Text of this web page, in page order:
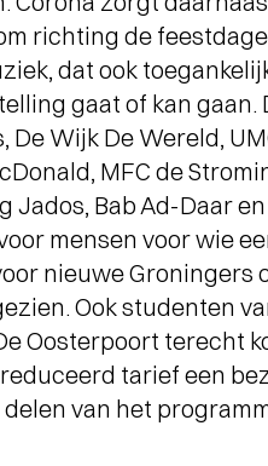
MET FUSE!-
als Artist in
richting de
dat ook
gaat of kan gaan.
Wijk De Wereld,
MFC de
Bab Ad-Daar
mensen voor wie
nieuwe Groningers
Ook studenten
Oosterpoort terecht
tarief een
van het